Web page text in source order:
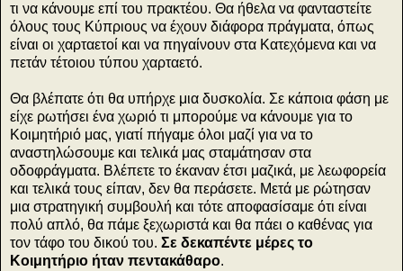
τι να κάνουμε επί του πρακτέου. Θα ήθελα να φανταστείτε
όλους τους Κύπριους να έχουν διάφορα πράγματα, όπως
είναι οι χαρταετοί και να πηγαίνουν στα Κατεχόμενα και να
πετάν τέτοιου τύπου χαρταετό.
Θα βλέπατε ότι θα υπήρχε μια δυσκολία. Σε κάποια φάση με
είχε ρωτήσει ένα χωριό τι μπορούμε να κάνουμε για το
Κοιμητήριό μας, γιατί πήγαμε όλοι μαζί για να το
αναστηλώσουμε και τελικά μας σταμάτησαν στα
οδοφράγματα. Βλέπετε το έκαναν έτσι μαζικά, με λεωφορεία
και τελικά τους είπαν, δεν θα περάσετε. Μετά με ρώτησαν
μια στρατηγική συμβουλή και τότε αποφασίσαμε ότι είναι
πολύ απλό, θα πάμε ξεχωριστά και θα πάει ο καθένας για
τον τάφο του δικού του. Σε δεκαπέντε μέρες το
Κοιμητήριο ήταν πεντακάθαρο.